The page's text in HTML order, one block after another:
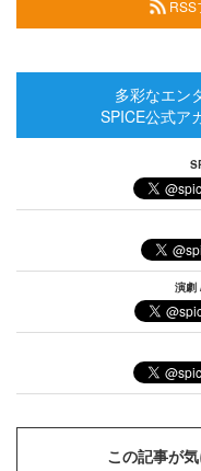
RSS
多彩なエン
SPICE公式ア
演劇
この記事が